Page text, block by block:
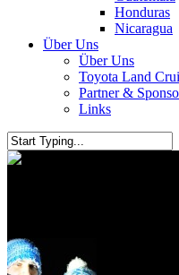
Honduras
Nicaragua
Über Uns
Über Uns
Toyota Land
Partner &
Links